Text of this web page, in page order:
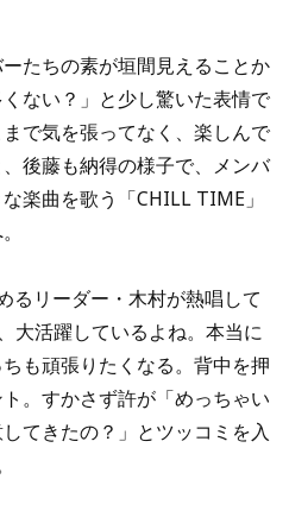
たちの素が垣間見えることか
ない？」と少し驚いた表情で
で気を張ってなく、楽しんで
後藤も納得の様子で、メンバ
楽曲を歌う「CHILL TIME」
るリーダー・木村が熱唱して
大活躍しているよね。本当に
も頑張りたくなる。背中を押
。すかさず許が「めっちゃい
てきたの？」とツッコミを入